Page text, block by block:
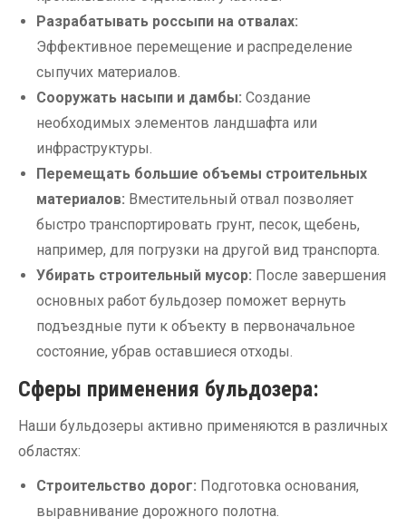
Разрабатывать россыпи на отвалах:
Эффективное перемещение и распределение
сыпучих материалов.
Сооружать насыпи и дамбы: Создание
необходимых элементов ландшафта или
инфраструктуры.
Перемещать большие объемы строительных
материалов: Вместительный отвал позволяет
быстро транспортировать грунт, песок, щебень,
например, для погрузки на другой вид транспорта.
Убирать строительный мусор: После завершения
основных работ бульдозер поможет вернуть
подъездные пути к объекту в первоначальное
состояние, убрав оставшиеся отходы.
Сферы применения бульдозера:
Наши бульдозеры активно применяются в различных
областях:
Строительство дорог: Подготовка основания,
выравнивание дорожного полотна.